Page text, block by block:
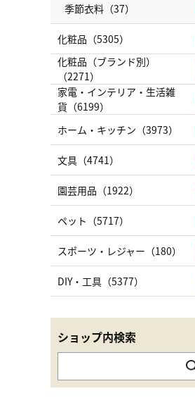
季節衣料（37）
化粧品（5305）
化粧品（ブランド別）
（2271）
家電・インテリア・生活雑
貨（6199）
ホーム・キッチン（3973）
文具（4741）
園芸用品（1922）
ペット（5717）
スポーツ・レジャー（180）
DIY・工具（5377）
ショップ内検索